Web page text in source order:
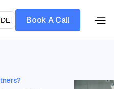
DE
Book A Call
Let’s talk